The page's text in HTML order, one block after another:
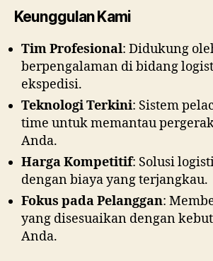
Keunggulan Kami
Tim Profesional: Didukung
berpengalaman di bidang
ekspedisi.
Teknologi Terkini: Sistem
time untuk memantau
Anda.
Harga Kompetitif: Solusi
dengan biaya yang terjangkau.
Fokus pada Pelanggan:
yang disesuaikan dengan
Anda.